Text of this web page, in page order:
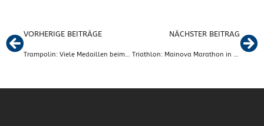
VORHERIGE BEITRÄGE
Trampolin: Viele Medaillen beim Wettkampf
NÄCHSTER BEITRAG
Triathlon: Mainova Marathon in Frankfurt